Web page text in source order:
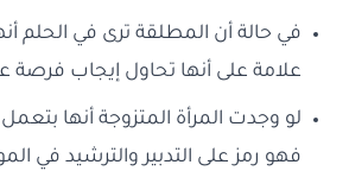
في حالة أن المطلقة ترى في الحلم
علامة على أنها تحاول إيجاب فرصة
لو وجدت المرأة المتزوجة أنها
فهو رمز على التدبير والترشيد في